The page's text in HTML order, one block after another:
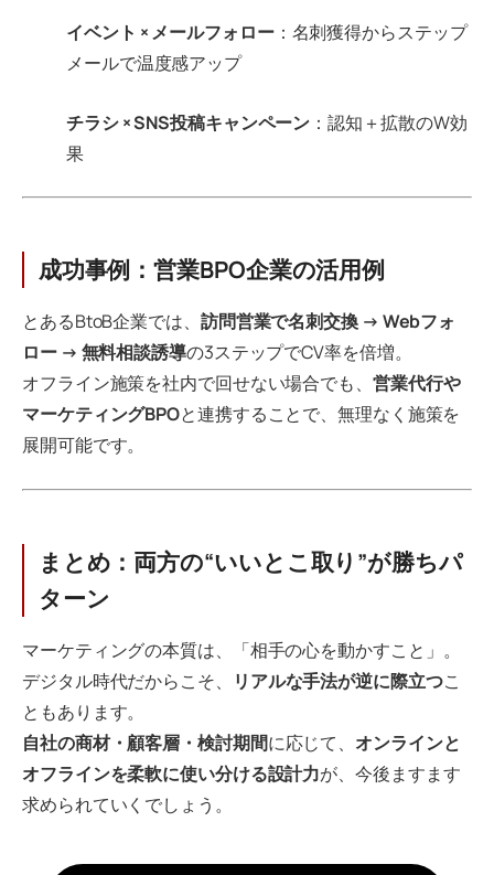
イベント × メールフォロー：名刺獲得からステップ
メールで温度感アップ
チラシ × SNS投稿キャンペーン ：認知＋拡散のW効
果
成功事例：営業BPO企業の活用例
とあるBtoB企業では、 訪問営業で名刺交換 → Webフォ
ロー → 無料相談誘導の3ステップでCV率を倍増。
オフライン施策を社内で回せない場合でも、 営業代行や
マーケティングBPOと連携することで、無理なく施策を
展開可能です。
まとめ：両方の“いいとこ取り”が勝ちパ
ターン
マーケティングの本質は、「相手の心を動かすこと」。
デジタル時代だからこそ、
リアルな手法が逆に際立つこ
ともあります。
自社の商材・顧客層・検討期間に応じて、 オンラインと
オフラインを柔軟に使い分ける設計力が、今後ますます
求められていくでしょう。